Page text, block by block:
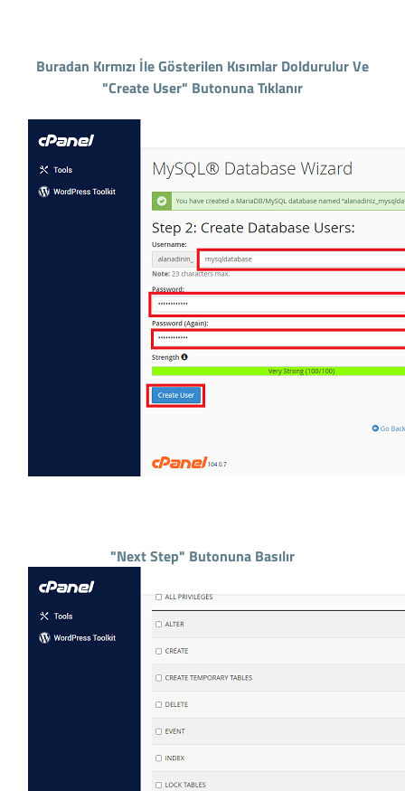
Buradan Kırmızı İle Gösterilen Kısımlar Doldurulur Ve
"Create User" Butonuna Tıklanır
"Next Step" Butonuna Basılır